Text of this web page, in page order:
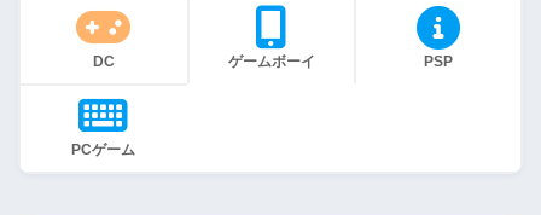
DC ゲームボーイ PSP
PCゲーム